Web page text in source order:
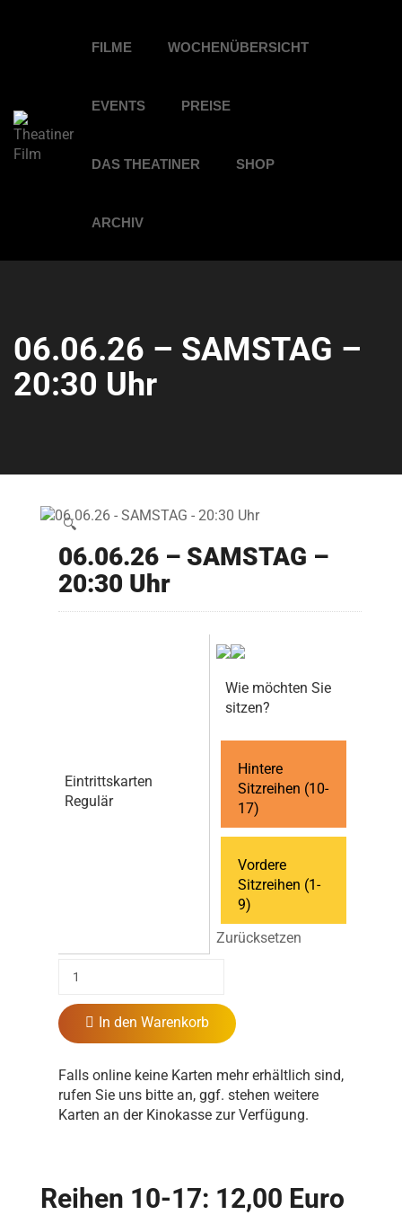
FILME WOCHENÜBERSICHT
EVENTS PREISE
DAS THEATINER SHOP
ARCHIV
06.06.26 – SAMSTAG –
20:30 Uhr
🔍
06.06.26 – SAMSTAG –
20:30 Uhr
Eintrittskarten
Regulär
Wie möchten Sie
sitzen?
Hintere
Sitzreihen (10-
17)
Vordere
Sitzreihen (1-
9)
Zurücksetzen
In den Warenkorb
Falls online keine Karten mehr erhältlich sind,
rufen Sie uns bitte an, ggf. stehen weitere
Karten an der Kinokasse zur Verfügung.
Reihen 10-17: 12,00 Euro